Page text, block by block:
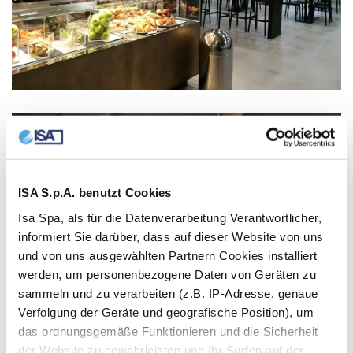
ISA S.p.A. benutzt Cookies
Isa Spa, als für die Datenverarbeitung Verantwortlicher,
informiert Sie darüber, dass auf dieser Website von uns
und von uns ausgewählten Partnern Cookies installiert
werden, um personenbezogene Daten von Geräten zu
sammeln und zu verarbeiten (z.B. IP-Adresse, genaue
Verfolgung der Geräte und geografische Position), um
das ordnungsgemäße Funktionieren und die Sicherheit
der Website zu gewährleisten und Ihr Surfen auf der